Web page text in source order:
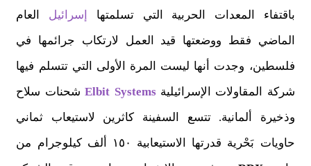
باقتفاء المعدات الحربية التي تسلمتها إسرائيل العام
الماضي فقط ووضعتها قيد العمل لارتكاب جرائمها في
فلسطين، وجدت أنها ليست المرة الأولى التي تتسلم فيها
شركة المقاولات الإسرائيلية Elbit Systemsشحنات سلاح
وذخيرة ألمانية. تتسع السفينة كاثرين لاستيعاب ثماني
حاويات بَحْرية قدرتها الاستيعابية ١٥٠ ألف كيلوجرام من